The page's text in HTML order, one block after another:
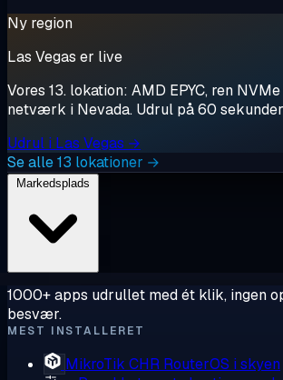
Ny region
Las Vegas er live
Vores 13. lokation: AMD EPYC, ren
netværk i Nevada. Udrul på 60
Udrul i Las Vegas →
Se alle 13 lokationer →
1000+ apps udrullet med ét klik, ingen
besvær.
MEST INSTALLERET
MikroTik CHR RouterOS i skyen